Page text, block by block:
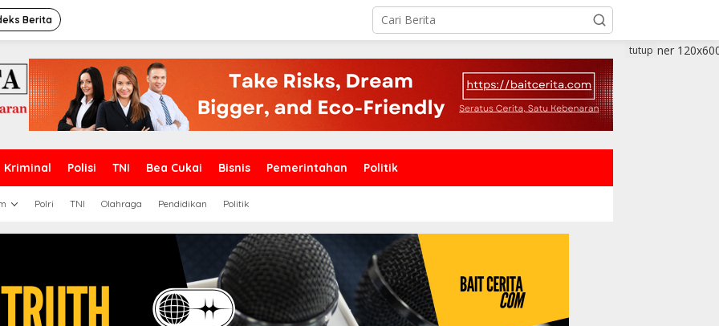
Berita
Kriminal Polisi TNI Bea Cukai Bisnis Pemerintahan Politik
Polri TNI Olahraga Pendidikan Politik
tutup